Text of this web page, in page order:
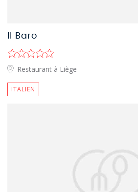
Il Baro
Restaurant à Liège
ITALIEN